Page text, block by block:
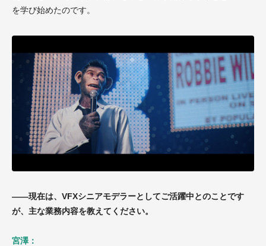
を学び始めたのです。
——現在は、VFXシニアモデラーとしてご活躍中とのことです
が、主な業務内容を教えてください。
宮澤：